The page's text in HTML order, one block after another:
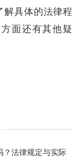
解具体的法律程
面还有其他疑
？法律规定与实际